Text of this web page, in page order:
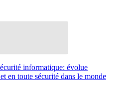
informatique: évolue
en toute sécurité dans le monde